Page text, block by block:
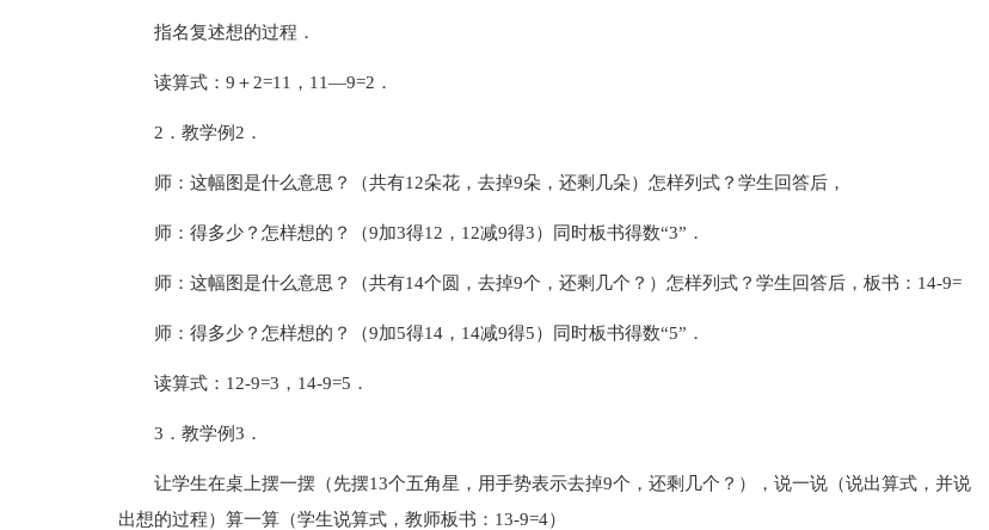
指名复述想的过程．
读算式：9＋2=11，11—9=2．
2．教学例2．
师：这幅图是什么意思？（共有12朵花，去掉9朵，还剩几朵）怎样列式？学生回答后，
师：得多少？怎样想的？（9加3得12，12减9得3）同时板书得数“3”．
师：这幅图是什么意思？（共有14个圆，去掉9个，还剩几个？）怎样列式？学生回答后，板书：14-9=
师：得多少？怎样想的？（9加5得14，14减9得5）同时板书得数“5”．
读算式：12-9=3，14-9=5．
3．教学例3．
让学生在桌上摆一摆（先摆13个五角星，用手势表示去掉9个，还剩几个？），说一说（说出算式，并说
出想的过程）算一算（学生说算式，教师板书：13-9=4）